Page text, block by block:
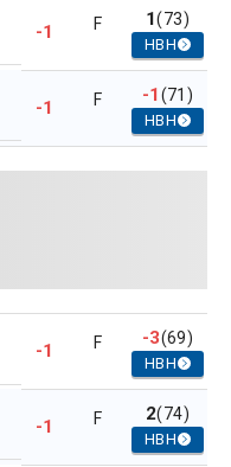
-1 F 1(73)
HBH
-1 F -1(71)
HBH
-1 F -3(69)
HBH
-1 F 2(74)
HBH